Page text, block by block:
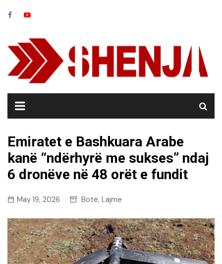
Emiratet e Bashkuara Arabe
kanë “ndërhyrë me sukses” ndaj
6 dronëve në 48 orët e fundit
May 19, 2026 Botë, Lajme